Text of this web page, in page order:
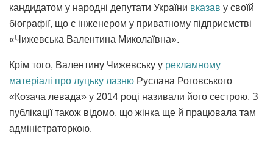
кандидатом у народні депутати України вказав у своїй
біографії, що є інженером у приватному підприємстві
«Чижевська Валентина Миколаївна».
Крім того, Валентину Чижевську у рекламному
матеріалі про луцьку лазню Руслана Роговського
«Козача левада» у 2014 році називали його сестрою. З
публікації також відомо, що жінка ще й працювала там
адміністраторкою.